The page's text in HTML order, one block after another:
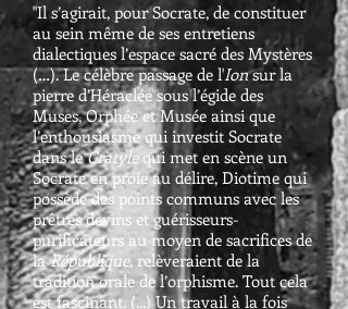
"Il s’agirait, pour Socrate, de constituer
au sein même de ses entretiens
dialectiques l’espace sacré des Mystères
(…). Le célèbre passage de l'Ionsur la
pierre d’Héraclée sous l’égide des
Muses, Orphée et Musée ainsi que
l’enthousiasme qui investit Socrate
dans leCratyle qui met en scène un
Socrate en proie au délire, Diotime qui
possède des points communs avec les
prêtres devins et guérisseurs-
purificateurs au moyen de sacrifices de
laRépublique, relèveraient de la
tradition orale de l’orphisme. Tout cela
est fascinant. (...) Un travail à la fois